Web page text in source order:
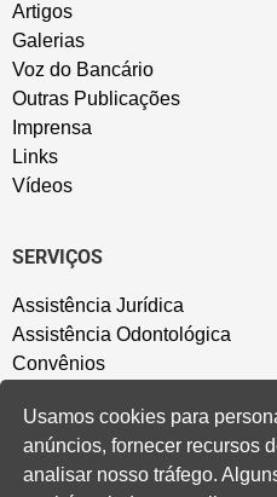
Artigos
Galerias
Voz do Bancário
Outras Publicações
Imprensa
Links
Vídeos
SERVIÇOS
Assistência Jurídica
Assistência Odontológica
Convênios
Salão de Festa
Política de Privacidade
Usamos cookies para
anúncios, fornecer recursos
analisar nosso tráfego.